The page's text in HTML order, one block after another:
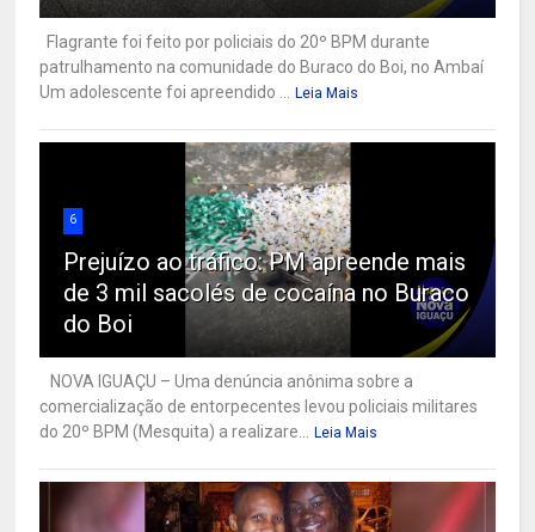
Flagrante foi feito por policiais do 20º BPM durante
patrulhamento na comunidade do Buraco do Boi, no Ambaí
Um adolescente foi apreendido ...
Leia Mais
6
Prejuízo ao tráfico: PM apreende mais
de 3 mil sacolés de cocaína no Buraco
do Boi
NOVA IGUAÇU – Uma denúncia anônima sobre a
comercialização de entorpecentes levou policiais militares
do 20º BPM (Mesquita) a realizare...
Leia Mais